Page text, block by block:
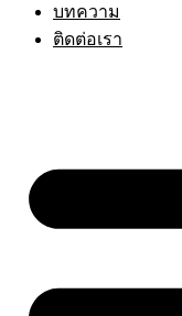
บทความ
ติดต่อเรา